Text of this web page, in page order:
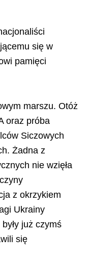
się w
pamięci
marszu. Otóż
oraz próba
Siczowych
Żadna z
nie wzięła
z okrzykiem
Ukrainy
już czymś
się